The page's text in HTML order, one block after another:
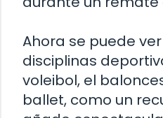
Ahora se puede
disciplinas
voleibol, el
ballet, como un